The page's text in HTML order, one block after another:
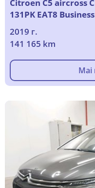
Citroen C5 aircross
131PK EAT8 Business
2019 г.
141 165 km
Mai